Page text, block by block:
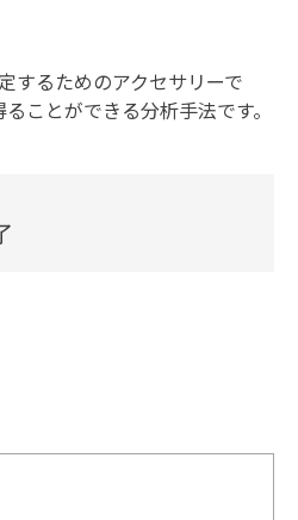
するためのアクセサリーで
ことができる分析手法です。